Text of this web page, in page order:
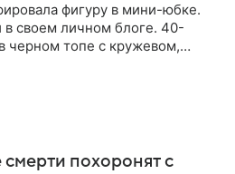
фигуру в мини-юбке.
в своем личном блоге. 40-
черном топе с кружевом,
похоронят с